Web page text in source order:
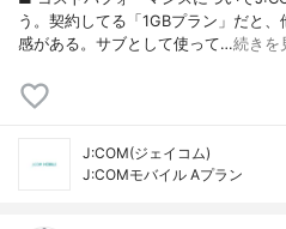
う。契約してる「1GBプラン」だと
感がある。サブとして使って…続きを
J:COM(ジェイコム)
J:COMモバイル Aプラン